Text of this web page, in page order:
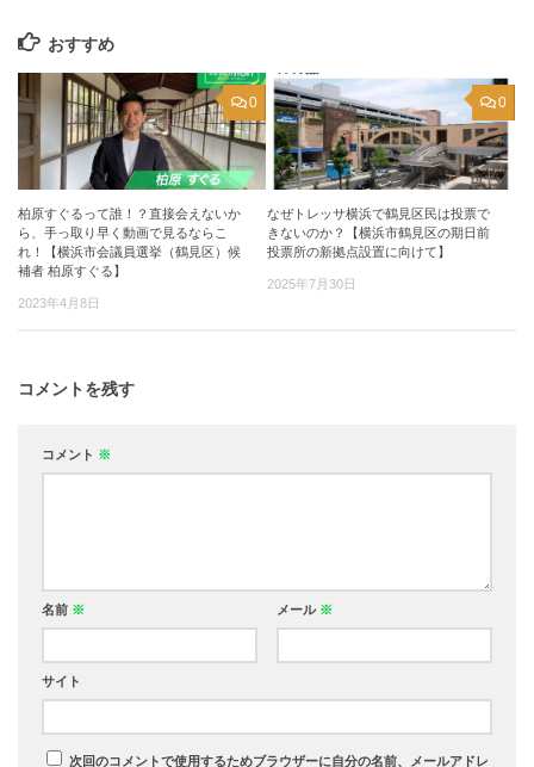
おすすめ
0
柏原すぐるって誰！？直接会えないか
ら、手っ取り早く動画で見るならこ
れ！【横浜市会議員選挙（鶴見区）候
補者 柏原すぐる】
2023年4月8日
0
なぜトレッサ横浜で鶴見区民は投票で
きないのか？【横浜市鶴見区の期日前
投票所の新拠点設置に向けて】
2025年7月30日
コメントを残す
コメント ※
名前 ※ メール ※
サイト
次回のコメントで使用するためブラウザーに自分の名前、メールアドレ